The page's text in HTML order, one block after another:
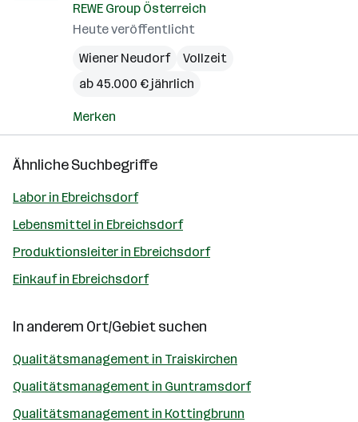
REWE Group Österreich
Heute veröffentlicht
Wiener Neudorf
Vollzeit
ab 45.000 € jährlich
Merken
Ähnliche Suchbegriffe
Labor in Ebreichsdorf
Lebensmittel in Ebreichsdorf
Produktionsleiter in Ebreichsdorf
Einkauf in Ebreichsdorf
In anderem Ort/Gebiet suchen
Qualitätsmanagement in Traiskirchen
Qualitätsmanagement in Guntramsdorf
Qualitätsmanagement in Kottingbrunn